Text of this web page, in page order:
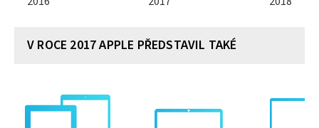
V ROCE 2017 APPLE PŘEDSTAVIL TAKÉ